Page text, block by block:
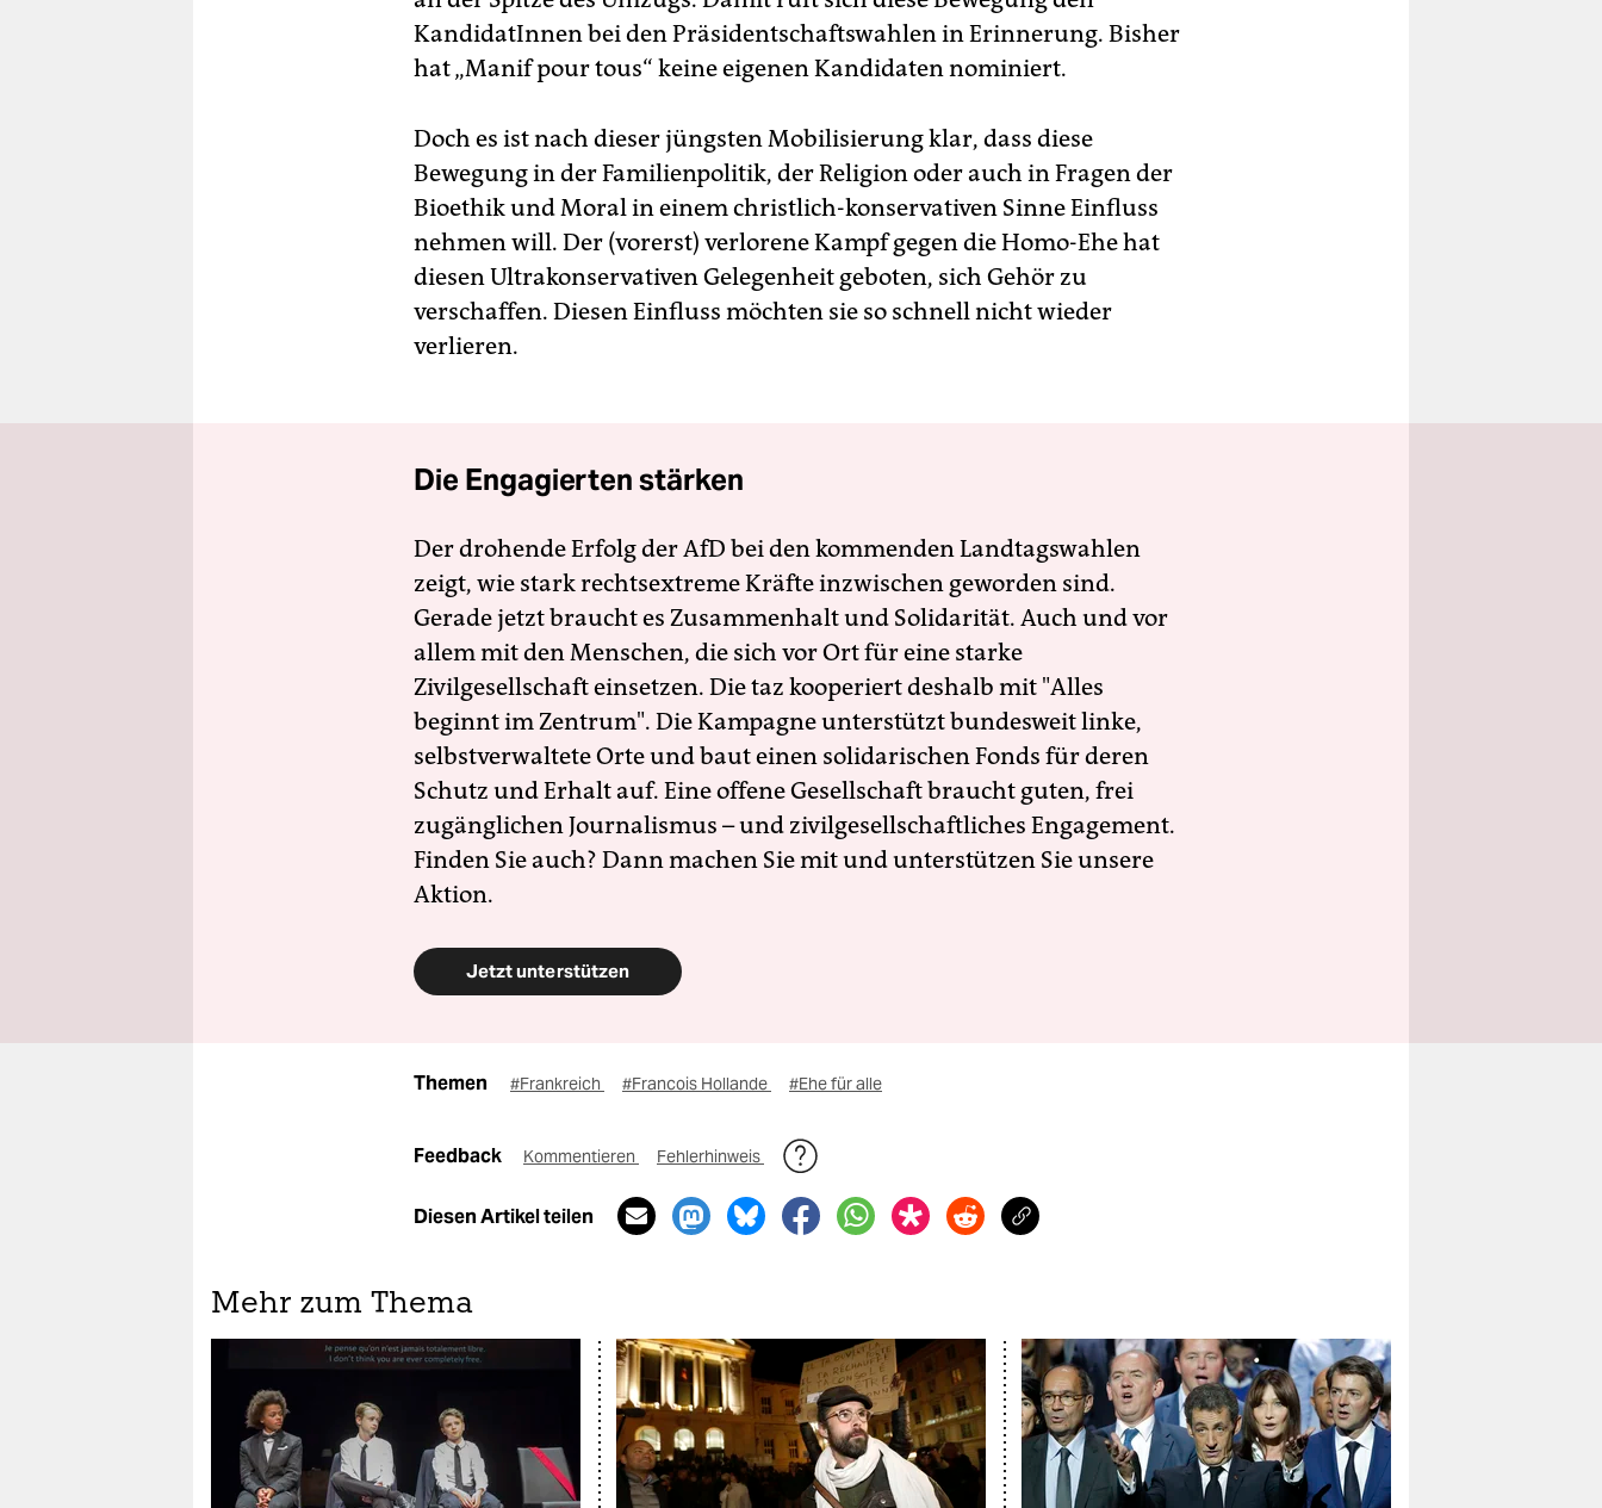
KandidatInnen bei den Präsidentschaftswahlen in Erinnerung. Bisher
hat „Manif pour tous“ keine eigenen Kandidaten nominiert.
Doch es ist nach dieser jüngsten Mobilisierung klar, dass diese
Bewegung in der Familienpolitik, der Religion oder auch in Fragen der
Bioethik und Moral in einem christlich-konservativen Sinne Einfluss
nehmen will. Der (vorerst) verlorene Kampf gegen die Homo-Ehe hat
diesen Ultrakonservativen Gelegenheit geboten, sich Gehör zu
verschaffen. Diesen Einfluss möchten sie so schnell nicht wieder
verlieren.
Die Engagierten stärken
Der drohende Erfolg der AfD bei den kommenden Landtagswahlen
zeigt, wie stark rechtsextreme Kräfte inzwischen geworden sind.
Gerade jetzt braucht es Zusammenhalt und Solidarität. Auch und vor
allem mit den Menschen, die sich vor Ort für eine starke
Zivilgesellschaft einsetzen. Die taz kooperiert deshalb mit "Alles
beginnt im Zentrum". Die Kampagne unterstützt bundesweit linke,
selbstverwaltete Orte und baut einen solidarischen Fonds für deren
Schutz und Erhalt auf. Eine offene Gesellschaft braucht guten, frei
zugänglichen Journalismus – und zivilgesellschaftliches Engagement.
Finden Sie auch? Dann machen Sie mit und unterstützen Sie unsere
Aktion.
Jetzt unterstützen
Themen #Frankreich #Francois Hollande #Ehe für alle
Feedback Kommentieren Fehlerhinweis
Diesen Artikel teilen
Mehr zum Thema